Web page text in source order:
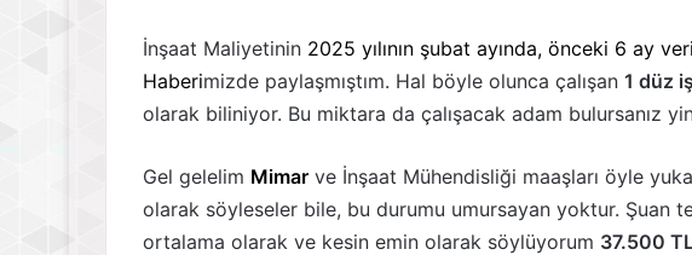
İnşaat Maliyetinin 2025 yılının şubat ayında, önceki 6 ay
Haberimizde paylaşmıştım. Hal böyle olunca çalışan 1 düz
olarak biliniyor. Bu miktara da çalışacak adam bulursanız
Gel gelelim Mimar ve İnşaat Mühendisliği maaşları öyle
olarak söyleseler bile, bu durumu umursayan yoktur. Şuan
ortalama olarak ve kesin emin olarak söylüyorum 37.500